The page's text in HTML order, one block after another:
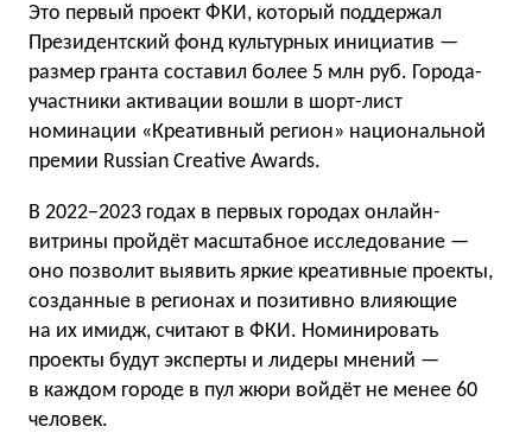
Это первый проект ФКИ, который поддержал
Президентский фонд культурных инициатив —
размер гранта составил более 5 млн руб. Города-
участники активации вошли в шорт-лист
номинации «Креативный регион» национальной
премии Russian Creative Awards.
В 2022−2023 годах в первых городах онлайн-
витрины пройдёт масштабное исследование —
оно позволит выявить яркие креативные проекты,
созданные в регионах и позитивно влияющие
на их имидж, считают в ФКИ. Номинировать
проекты будут эксперты и лидеры мнений —
в каждом городе в пул жюри войдёт не менее 60
человек.